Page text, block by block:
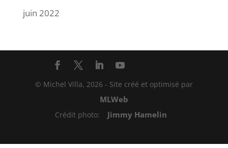
juin 2022
© Michel Villa, 2026 - Site créé et optimisé par
MLWeb
Crédit photo: Jimmy Hamelin